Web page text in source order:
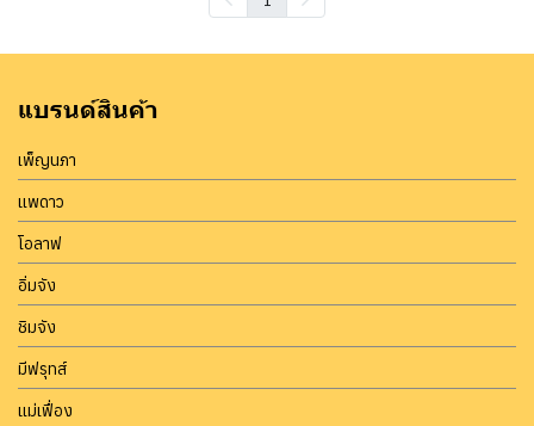
แบรนด์สินค้า
เพ็ญนภา
แพดาว
โอลาฟ
อิ่มจัง
ชิมจัง
มีฟรุทส์
แม่เฟื่อง